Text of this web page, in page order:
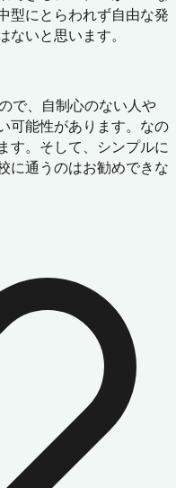
型にとらわれず自由な発
いと思います。
で、自制心のない人や
可能性があります。なの
す。そして、シンプルに
に通うのはお勧めできな